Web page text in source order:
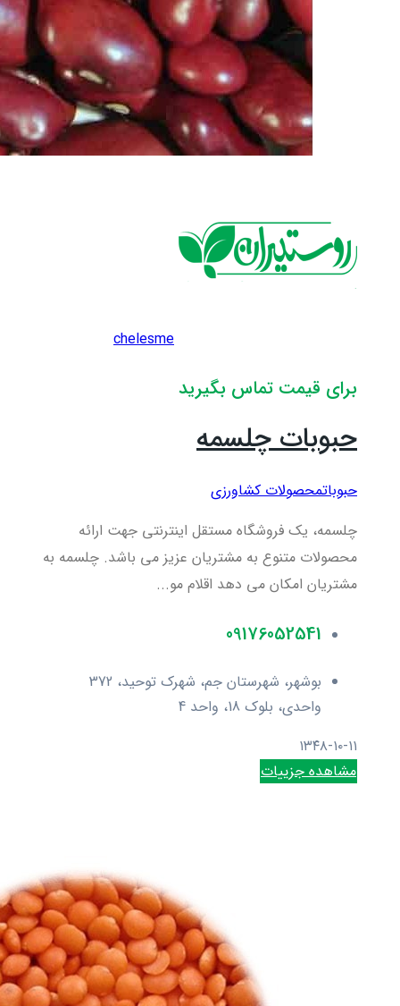
chelesme
برای قیمت تماس بگیرید
حبوبات چلسمه
حبوباتمحصولات کشاورزی
چلسمه، یک فروشگاه مستقل اینترنتی جهت ارائه
محصولات متنوع به مشتریان عزیز می باشد. چلسمه به
مشتریان امکان می دهد اقلام مو...
09176052541
بوشهر، شهرستان جم، شهرک توحید، 372
واحدی، بلوک 18، واحد 4
۱۳۴۸-۱۰-۱۱
مشاهده جزییات